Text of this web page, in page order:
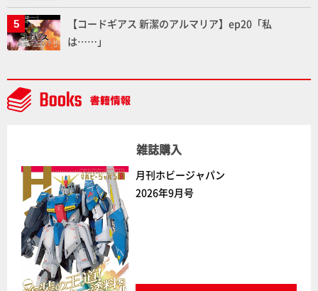
た「おまねこ」が着任！けもプラ公式サイト限定版と
通常版の2ラインで発売！
【コードギアス 新潔のアルマリア】ep20「私
は……」
雑誌購入
月刊ホビージャパン
2026年9月号